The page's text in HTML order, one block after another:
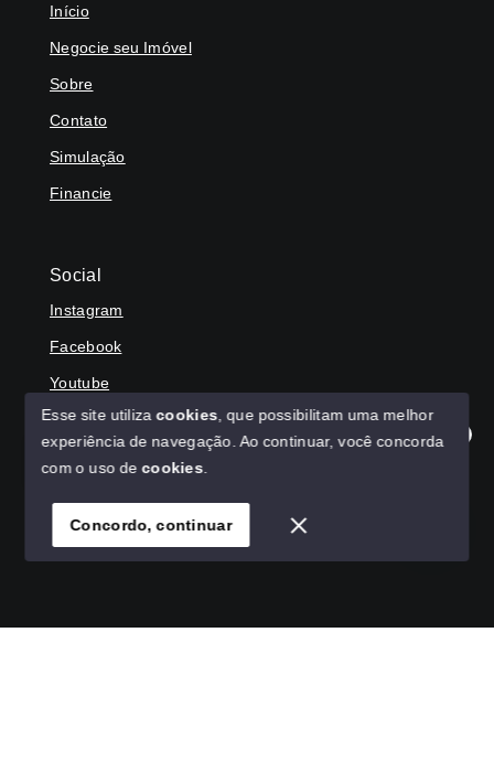
Olá! Agradecemos seu contato, como podemos ajudar?
Início
Negocie seu Imóvel
Sobre
Contato
Simulação
Financie
Social
Instagram
Facebook
Youtube
© Copyright 2026 - HAGA IMÓVEIS - Todos os direitos
SITE PARA IMOBILIARIA
Esse site utilizacookies , que possibilitam uma melhor
experiência de navegação. Ao continuar, você concorda
com o uso decookies
Concordo, continuar